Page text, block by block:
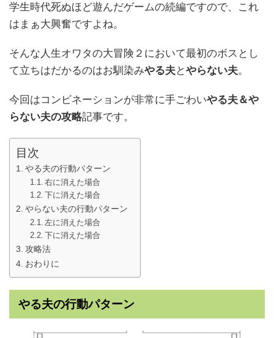
学生時代死ぬほど遊んだゲームの続編ですので、これ
はまぁ大興奮ですよね。
そんな人生オワタの大冒険２において最初のボスとし
て立ちはだかるのはお馴染みやる夫とやらない夫。
今回はコンビネーションが非常に手ごわいやる夫＆や
らない夫の攻略記事です。
目次
やる夫の行動パターン
右に消えた場合
下に消えた場合
やらない夫の行動パターン
左に消えた場合
下に消えた場合
攻略法
おわりに
やる夫の行動パターン